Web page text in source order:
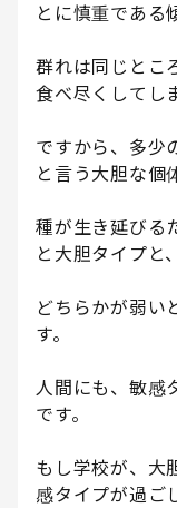
とに慎重である
群れは同じとこ
食べ尽くしてし
ですから、多少
と言う大胆な個
種が生き延びる
と大胆タイプと
どちらかが弱い
す。
人間にも、敏感
です。
もし学校が、大
感タイプが過ご